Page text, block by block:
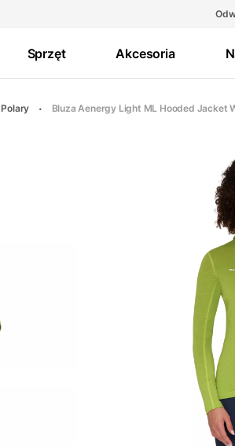
Sprzęt Akcesoria
Polary Bluza Aenergy Light ML Hooded Jacket